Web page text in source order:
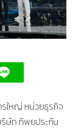
ใหญ่ หน่วยธุรกิจ
ษัท ทิพยประกัน